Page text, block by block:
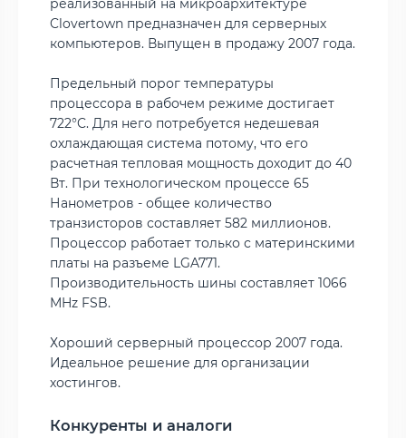
реализованный на микроархитектуре
Clovertown предназначен для серверных
компьютеров. Выпущен в продажу 2007 года.
Предельный порог температуры
процессора в рабочем режиме достигает
722°C. Для него потребуется недешевая
охлаждающая система потому, что его
расчетная тепловая мощность доходит до 40
Вт. При технологическом процессе 65
Нанометров - общее количество
транзисторов составляет 582 миллионов.
Процессор работает только с материнскими
платы на разъеме LGA771.
Производительность шины составляет 1066
MHz FSB.
Хороший серверный процессор 2007 года.
Идеальное решение для организации
хостингов.
Конкуренты и аналоги